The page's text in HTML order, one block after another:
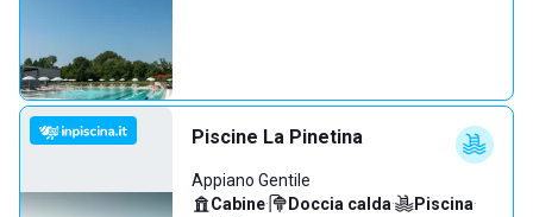
Piscine La Pinetina
Appiano Gentile
Cabine· Doccia calda· Piscina·